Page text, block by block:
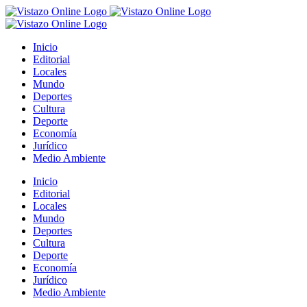
Saltar
al
Inicio
Editorial
Locales
Mundo
Deportes
Cultura
Deporte
Economía
Jurídico
Medio Ambiente
Inicio
Editorial
Locales
Mundo
Deportes
Cultura
Deporte
Economía
Jurídico
Medio Ambiente